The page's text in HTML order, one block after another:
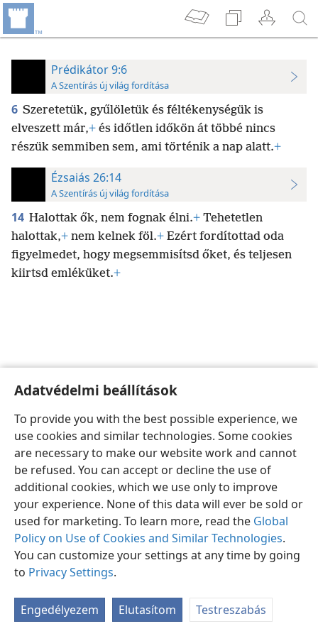
Adatvédelmi beállítások
To provide you with the best possible experience, we
use cookies and similar technologies. Some cookies
are necessary to make our website work and cannot
be refused. You can accept or decline the use of
additional cookies, which we use only to improve
your experience. None of this data will ever be sold or
used for marketing. To learn more, read the Global
Policy on Use of Cookies and Similar Technologies.
You can customize your settings at any time by going
to Privacy Settings.
Engedélyezem Elutasítom Testreszabás
Prédikátor 9:6
A Szentírás új világ fordítása
6 Szeretetük, gyűlöletük és féltékenységük is
elveszett már,+ és időtlen időkön át többé nincs
részük semmiben sem, ami történik a nap alatt.+
Ézsaiás 26:14
A Szentírás új világ fordítása
14 Halottak ők, nem fognak élni.+ Tehetetlen
halottak,+ nem kelnek föl.+ Ezért fordítottad oda
figyelmedet, hogy megsemmisítsd őket, és teljesen
kiirtsd emléküket.+
Magyar Beállítások
Copyright© 2026 Watch Tower Bible and Tract Society of Pennsylvania
Bizalmas információra vonatkozó szabályok
Adatvédelmi beállítások
JW.ORG Bejelentkezés